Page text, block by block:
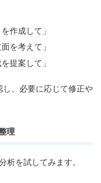
作成して」
を考えて」
提案して」
、必要に応じて修正や
理
析を試してみます。